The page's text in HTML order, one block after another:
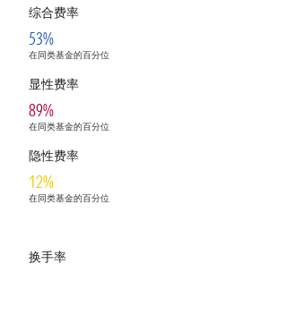
综合费率
53%
在同类基金的百分位
显性费率
89%
在同类基金的百分位
隐性费率
12%
在同类基金的百分位
换手率